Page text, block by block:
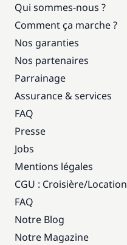
Qui sommes-nous ?
Comment ça marche ?
Nos garanties
Nos partenaires
Parrainage
Assurance & services
FAQ
Presse
Jobs
Mentions légales
CGU : Croisière/Location
FAQ
Notre Blog
Notre Magazine